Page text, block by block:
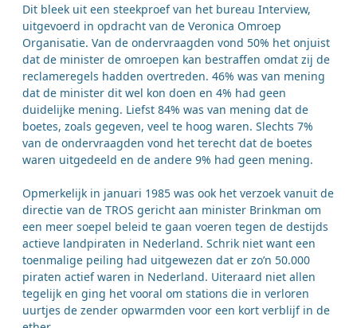
Dit bleek uit een steekproef van het bureau Interview,
uitgevoerd in opdracht van de Veronica Omroep
Organisatie. Van de ondervraagden vond 50% het onjuist
dat de minister de omroepen kan bestraffen omdat zij de
reclameregels hadden overtreden. 46% was van mening
dat de minister dit wel kon doen en 4% had geen
duidelijke mening. Liefst 84% was van mening dat de
boetes, zoals gegeven, veel te hoog waren. Slechts 7%
van de ondervraagden vond het terecht dat de boetes
waren uitgedeeld en de andere 9% had geen mening.
Opmerkelijk in januari 1985 was ook het verzoek vanuit de
directie van de TROS gericht aan minister Brinkman om
een meer soepel beleid te gaan voeren tegen de destijds
actieve landpiraten in Nederland. Schrik niet want een
toenmalige peiling had uitgewezen dat er zo’n 50.000
piraten actief waren in Nederland. Uiteraard niet allen
tegelijk en ging het vooral om stations die in verloren
uurtjes de zender opwarmden voor een kort verblijf in de